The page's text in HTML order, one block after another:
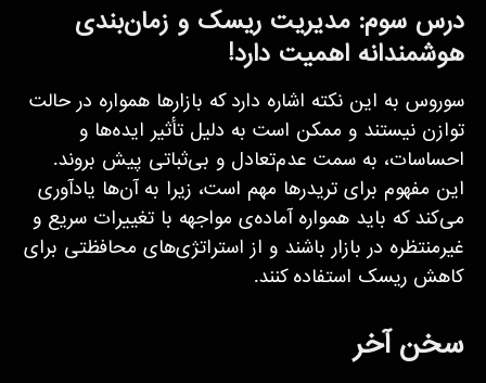
درس سوم: مدیریت ریسک و زمان‌بندی
هوشمندانه اهمیت دارد!
سوروس به این نکته اشاره دارد که بازارها همواره در حالت
توازن نیستند و ممکن است به دلیل تأثیر ایده‌ها و
احساسات، به سمت عدم‌تعادل و بی‌ثباتی پیش بروند.
این مفهوم برای تریدرها مهم است، زیرا به آن‌ها یادآوری
می‌کند که باید همواره آماده‌ی مواجهه با تغییرات سریع و
غیرمنتظره در بازار باشند و از استراتژی‌های محافظتی برای
کاهش ریسک استفاده کنند.
سخن آخر